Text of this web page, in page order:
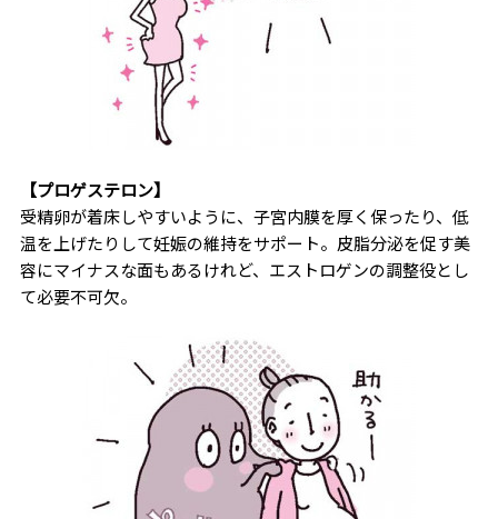
【プロゲステロン】
受精卵が着床しやすいように、子宮内膜を厚く保ったり、低
温を上げたりして妊娠の維持をサポート。皮脂分泌を促す美
容にマイナスな面もあるけれど、エストロゲンの調整役とし
て必要不可欠。